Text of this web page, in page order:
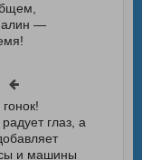
—
глаз, а
и машины